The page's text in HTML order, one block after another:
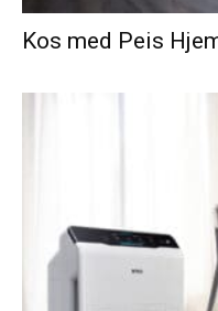
Kos med Peis